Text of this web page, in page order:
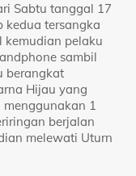
Sabtu tanggal 17
kedua tersangka
kemudian pelaku
sambil
berangkat
Hijau yang
1
berjalan
melewati Uturn